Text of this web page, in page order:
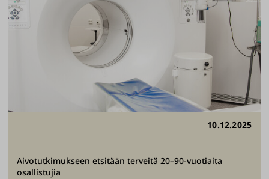
10.12.2025
Aivotutkimukseen etsitään terveitä 20–90-vuotiaita
osallistujia